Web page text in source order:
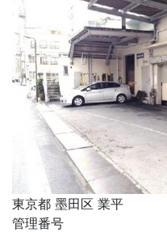
東京都 墨田区 業平
管理番号